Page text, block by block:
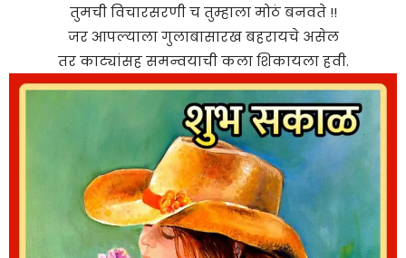
तुमची विचारसरणी च तुम्हाला मोठं बनवते !!
जर आपल्याला गुलाबासारख बहरायचे असेल
तर काट्यांसह समन्वयाची कला शिकायला हवी.